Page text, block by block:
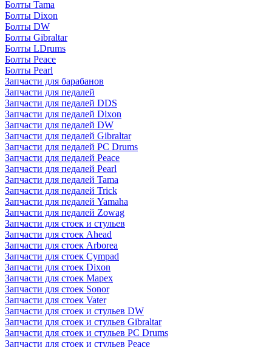
Болты Tama
Болты Dixon
Болты DW
Болты Gibraltar
Болты LDrums
Болты Peace
Болты Pearl
Запчасти для барабанов
Запчасти для педалей
Запчасти для педалей DDS
Запчасти для педалей Dixon
Запчасти для педалей DW
Запчасти для педалей Gibraltar
Запчасти для педалей PC Drums
Запчасти для педалей Peace
Запчасти для педалей Pearl
Запчасти для педалей Tama
Запчасти для педалей Trick
Запчасти для педалей Yamaha
Запчасти для педалей Zowag
Запчасти для стоек и стульев
Запчасти для стоек Ahead
Запчасти для стоек Arborea
Запчасти для стоек Cympad
Запчасти для стоек Dixon
Запчасти для стоек Mapex
Запчасти для стоек Sonor
Запчасти для стоек Vater
Запчасти для стоек и стульев DW
Запчасти для стоек и стульев Gibraltar
Запчасти для стоек и стульев PC Drums
Запчасти для стоек и стульев Peace